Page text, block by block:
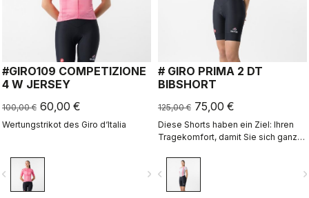
#GIRO109 COMPETIZIONE
4 W JERSEY
100,00 € 60,00 €
Wertungstrikot des Giro d‘Italia
navigate_next
# GIRO PRIMA 2 DT
BIBSHORT
125,00 € 75,00 €
Diese Shorts haben ein Ziel: Ihren
Tragekomfort, damit Sie sich ganz
können.
navigate_before